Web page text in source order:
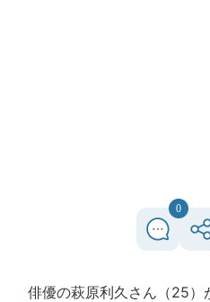
0
俳優の萩原利久さん（25）